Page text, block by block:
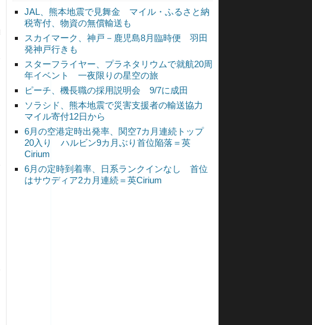
JAL、熊本地震で見舞金 マイル・ふるさと納
税寄付、物資の無償輸送も
スカイマーク、神戸－鹿児島8月臨時便 羽田
発神戸行きも
スターフライヤー、プラネタリウムで就航20周
年イベント 一夜限りの星空の旅
ピーチ、機長職の採用説明会 9/7に成田
ソラシド、熊本地震で災害支援者の輸送協力
マイル寄付12日から
6月の空港定時出発率、関空7カ月連続トップ
20入り ハルビン9カ月ぶり首位陥落＝英
Cirium
6月の定時到着率、日系ランクインなし 首位
はサウディア2カ月連続＝英Cirium